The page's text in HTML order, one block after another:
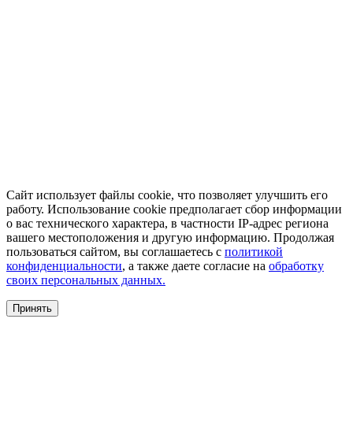
Сайт использует файлы cookie, что позволяет улучшить его
работу. Использование cookie предполагает сбор информации
о вас технического характера, в частности IP-адрес региона
вашего местоположения и другую информацию. Продолжая
пользоваться сайтом, вы соглашаетесь с политикой
конфиденциальности, а также даете согласие на обработку
своих персональных данных.
Принять